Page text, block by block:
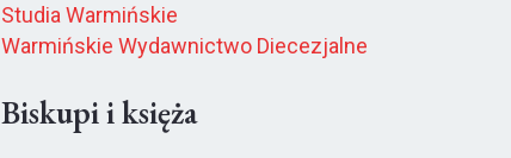
Studia Warmińskie
Warmińskie Wydawnictwo Diecezjalne
Biskupi i księża